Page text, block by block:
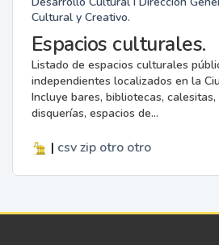
Cultural y Creativo.
Espacios culturales.
Listado de espacios culturales
independientes localizados en la
Incluye bares, bibliotecas,
disquerías, espacios de...
| csv zip otro otro